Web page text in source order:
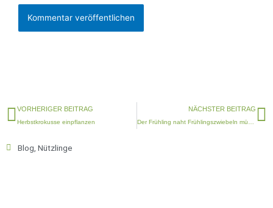
Zurück
VORHERIGER BEITRAG
Herbstkrokusse einpflanzen
NÄCHSTER BEITRAG
Blog Nützlinge